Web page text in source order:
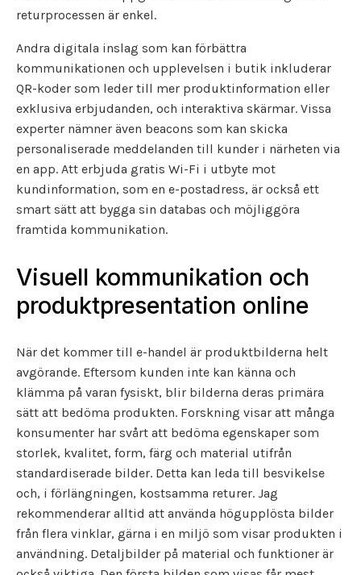
returprocessen är enkel.
Andra digitala inslag som kan förbättra
kommunikationen och upplevelsen i butik inkluderar
QR-koder som leder till mer produktinformation eller
exklusiva erbjudanden, och interaktiva skärmar. Vissa
experter nämner även beacons som kan skicka
personaliserade meddelanden till kunder i närheten via
en app. Att erbjuda gratis Wi-Fi i utbyte mot
kundinformation, som en e-postadress, är också ett
smart sätt att bygga sin databas och möjliggöra
framtida kommunikation.
Visuell kommunikation och
produktpresentation online
När det kommer till e-handel är produktbilderna helt
avgörande. Eftersom kunden inte kan känna och
klämma på varan fysiskt, blir bilderna deras primära
sätt att bedöma produkten. Forskning visar att många
konsumenter har svårt att bedöma egenskaper som
storlek, kvalitet, form, färg och material utifrån
standardiserade bilder. Detta kan leda till besvikelse
och, i förlängningen, kostsamma returer. Jag
rekommenderar alltid att använda högupplösta bilder
från flera vinklar, gärna i en miljö som visar produkten i
användning. Detaljbilder på material och funktioner är